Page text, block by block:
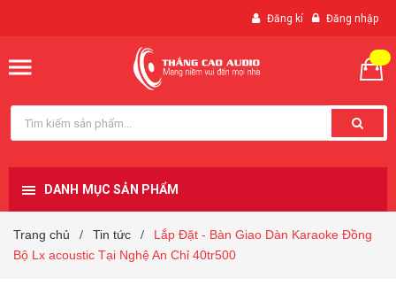
Đăng kí Đăng nhập
DANH MỤC SẢN PHẨM
Trang chủ / Tin tức /
Lắp Đặt - Bàn Giao Dàn Karaoke Đồng
Bộ Lx acoustic Tại Nghệ An Chỉ 40tr500